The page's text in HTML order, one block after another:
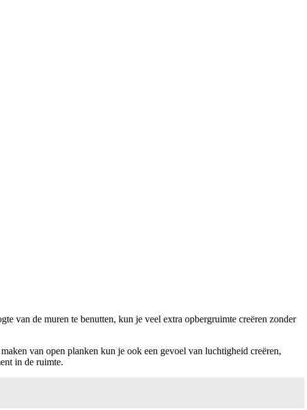
van de muren te benutten, kun je veel extra opbergruimte creëren zonder
van open planken kun je ook een gevoel van luchtigheid creëren,
in de ruimte.